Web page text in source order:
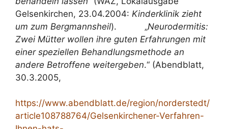
Gelsenkirchen, 23.04.2004: Kinderklinik zieht
um zum Bergmannsheil). „Neurodermitis:
Zwei Mütter wollen ihre guten Erfahrungen mit
einer speziellen Behandlungsmethode an
andere Betroffene weitergeben.“ (Abendblatt,
30.3.2005,
https://www.abendblatt.de/region/norderstedt/
article108788764/Gelsenkirchener-Verfahren-